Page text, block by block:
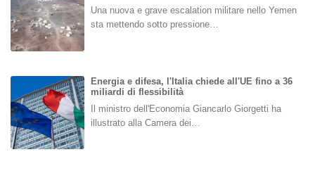
Una nuova e grave escalation militare nello Yemen
sta mettendo sotto pressione…
Energia e difesa, l'Italia chiede all'UE fino a 36
miliardi di flessibilità
Il ministro dell'Economia Giancarlo Giorgetti ha
illustrato alla Camera dei…